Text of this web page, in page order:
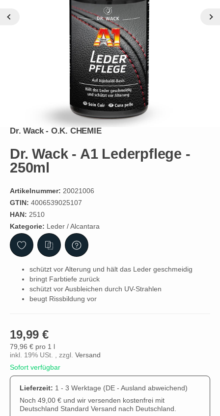
Dr. Wack - O.K. CHEMIE
Dr. Wack - A1 Lederpflege -
250ml
Artikelnummer: 20021006
GTIN: 4006539025107
HAN: 2510
Kategorie: Leder / Alcantara
schützt vor Alterung und hält das Leder geschmeidig
bringt Farbtiefe zurück
schützt vor Ausbleichen durch UV-Strahlen
beugt Rissbildung vor
19,99 €
79,96 € pro 1 l
inkl. 19% USt. , zzgl. Versand
Sofort verfügbar
Lieferzeit: 1 - 3 Werktage (DE - Ausland abweichend)
Noch 49,00 € und wir versenden kostenfrei mit
Deutschland Standard Versand nach Deutschland.